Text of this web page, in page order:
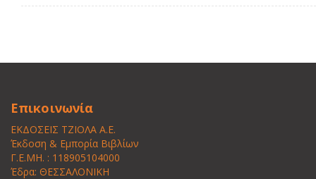
Επικοινωνία
ΕΚΔΟΣΕΙΣ ΤΖΙΟΛΑ Α.Ε.
Έκδοση & Εμπορία Βιβλίων
Γ.Ε.ΜΗ. : 118905104000
Έδρα: ΘΕΣΣΑΛΟΝΙΚΗ